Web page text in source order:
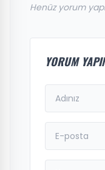
Henüz yorum
YORUM